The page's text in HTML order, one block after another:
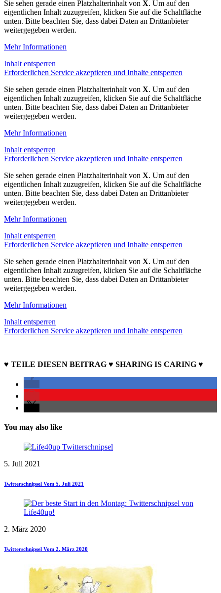
Sie sehen gerade einen Platzhalterinhalt von X. Um auf den
eigentlichen Inhalt zuzugreifen, klicken Sie auf die Schaltfläche
unten. Bitte beachten Sie, dass dabei Daten an Drittanbieter
weitergegeben werden.
Mehr Informationen
Inhalt entsperren
Erforderlichen Service akzeptieren und Inhalte entsperren
Sie sehen gerade einen Platzhalterinhalt von X. Um auf den
eigentlichen Inhalt zuzugreifen, klicken Sie auf die Schaltfläche
unten. Bitte beachten Sie, dass dabei Daten an Drittanbieter
weitergegeben werden.
Mehr Informationen
Inhalt entsperren
Erforderlichen Service akzeptieren und Inhalte entsperren
Sie sehen gerade einen Platzhalterinhalt von X. Um auf den
eigentlichen Inhalt zuzugreifen, klicken Sie auf die Schaltfläche
unten. Bitte beachten Sie, dass dabei Daten an Drittanbieter
weitergegeben werden.
Mehr Informationen
Inhalt entsperren
Erforderlichen Service akzeptieren und Inhalte entsperren
Sie sehen gerade einen Platzhalterinhalt von X. Um auf den
eigentlichen Inhalt zuzugreifen, klicken Sie auf die Schaltfläche
unten. Bitte beachten Sie, dass dabei Daten an Drittanbieter
weitergegeben werden.
Mehr Informationen
Inhalt entsperren
Erforderlichen Service akzeptieren und Inhalte entsperren
♥ TEILE DIESEN BEITRAG ♥ SHARING IS CARING ♥
You may also like
5. Juli 2021
Twitterschnipsel Vom 5. Juli 2021
2. März 2020
Twitterschnipsel Vom 2. März 2020